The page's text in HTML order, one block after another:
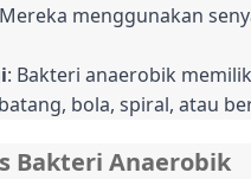
menggunakan
: Bakteri anaerobik
bola, spiral, atau
Bakteri Anaerobik